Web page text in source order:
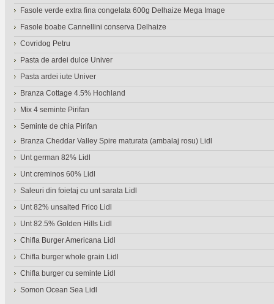
Fasole verde extra fina congelata 600g Delhaize Mega Image
Fasole boabe Cannellini conserva Delhaize
Covridog Petru
Pasta de ardei dulce Univer
Pasta ardei iute Univer
Branza Cottage 4.5% Hochland
Mix 4 seminte Pirifan
Seminte de chia Pirifan
Branza Cheddar Valley Spire maturata (ambalaj rosu) Lidl
Unt german 82% Lidl
Unt creminos 60% Lidl
Saleuri din foietaj cu unt sarata Lidl
Unt 82% unsalted Frico Lidl
Unt 82.5% Golden Hills Lidl
Chifla Burger Americana Lidl
Chifla burger whole grain Lidl
Chifla burger cu seminte Lidl
Somon Ocean Sea Lidl